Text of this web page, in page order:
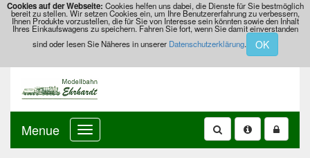
Cookies auf der Webseite: Cookies helfen uns dabei, die Dienste für Sie bestmöglich
bereit zu stellen. Wir setzen Cookies ein, um Ihre Benutzererfahrung zu verbessern,
Ihnen Produkte vorzustellen, die für Sie von Interesse sein könnten sowie den Inhalt
Ihres Einkaufswagens zu speichern. Fahren Sie fort, wenn Sie damit einverstanden
sind oder lesen Sie Näheres in unserer Datenschutzerklärung. OK
Menue